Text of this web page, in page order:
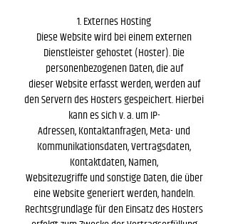
1. Externes Hosting
Diese Website wird bei einem externen
Dienstleister gehostet (Hoster). Die
personenbezogenen Daten, die auf
dieser Website erfasst werden, werden auf
den Servern des Hosters gespeichert. Hierbei
kann es sich v. a. um IP-
Adressen, Kontaktanfragen, Meta- und
Kommunikationsdaten, Vertragsdaten,
Kontaktdaten, Namen,
Websitezugriffe und sonstige Daten, die über
eine Website generiert werden, handeln.
Rechtsgrundlage für den Einsatz des Hosters